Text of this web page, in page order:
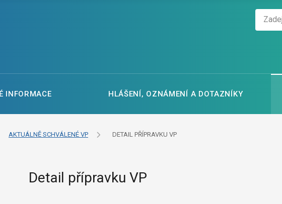
INFORMACE HLÁŠENÍ, OZNÁMENÍ A DOTAZNÍKY
AKTUÁLNĚ SCHVÁLENÉ VP DETAIL PŘÍPRAVKU VP
Detail přípravku VP